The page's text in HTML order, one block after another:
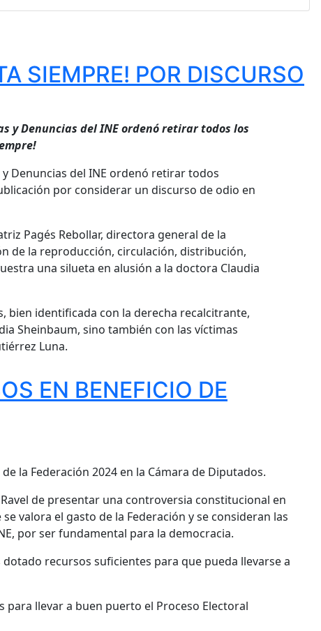
SIEMPRE! POR DISCURSO
y Denuncias del INE ordenó retirartodos los
Denuncias del INE ordenó retirar todos
por considerar un discurso de odio en
Pagés Rebollar, directora general de la
de la reproducción, circulación, distribución,
una silueta en alusión a la doctora Claudia
bien identificada con la derecha recalcitrante,
Sheinbaum, sino también con las víctimas
Luna.
EN BENEFICIO DE
la Federación 2024 en la Cámara de Diputados.
de presentar una controversia constitucional en
valora el gasto de la Federación y se consideran las
por ser fundamental para la democracia.
recursos suficientes para que pueda llevarse a
llevar a buen puerto el Proceso Electoral